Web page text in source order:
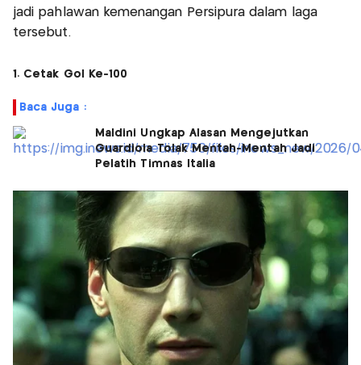
jadi pahlawan kemenangan Persipura dalam laga
tersebut.
1. Cetak Gol Ke-100
Baca Juga :
Maldini Ungkap Alasan Mengejutkan
Guardiola Tolak Mentah-Mentah Jadi
Pelatih Timnas Italia